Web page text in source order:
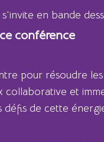
en bande
conférence
pour résoudre
collaborative et
de cette